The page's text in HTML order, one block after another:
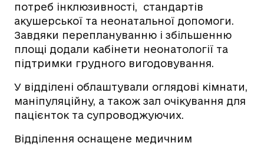
потреб інклюзивності,
стандартів
акушерської та неонатальної допомоги.
Завдяки переплануванню і збільшенню
площі додали кабінети неонатології та
підтримки грудного вигодовування.
У відділені облаштували оглядові кімнати,
маніпуляційну, а також зал очікування для
пацієнток та супроводжуючих.
Відділення оснащене медичним